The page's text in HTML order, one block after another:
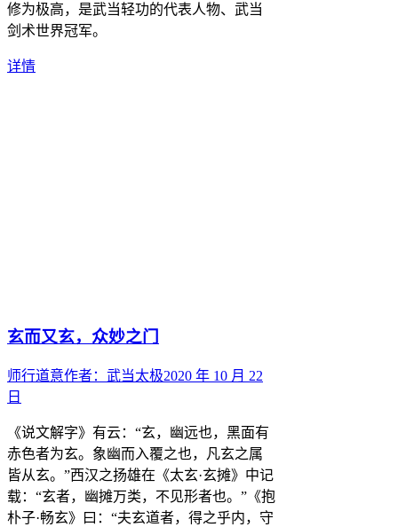
修为极高，是武当轻功的代表人物、武当
剑术世界冠军。
详情
玄而又玄，众妙之门
师行道意作者： 武当太极2020 年 10 月 22
日
《说文解字》有云：“玄，幽远也，黑面有
赤色者为玄。象幽而入覆之也，凡玄之属
皆从玄。”西汉之扬雄在《太玄·玄摊》中记
载：“玄者，幽摊万类，不见形者也。”《抱
朴子·畅玄》曰：“夫玄道者，得之乎内，守